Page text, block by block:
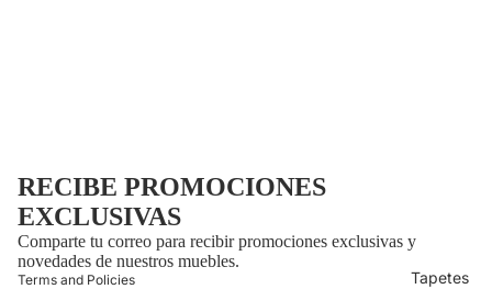
Tapetes
RECIBE PROMOCIONES
EXCLUSIVAS
Comparte tu correo para recibir promociones exclusivas y
novedades de nuestros muebles.
Terms and Policies
policy
service
information